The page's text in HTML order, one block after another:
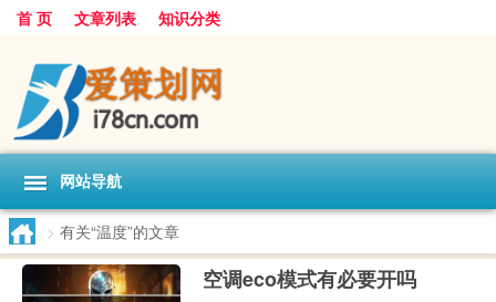
首 页 文章列表 知识分类
网站导航
> 有关“温度”的文章
空调eco模式有必要开吗